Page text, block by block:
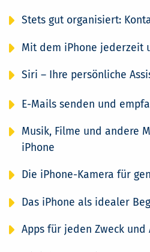
Stets gut organisiert:
Mit dem iPhone jederzeit
Siri – Ihre persönliche
E-Mails senden und
Musik, Filme und andere
iPhone
Die iPhone-Kamera für
Das iPhone als idealer
Apps für jeden Zweck und